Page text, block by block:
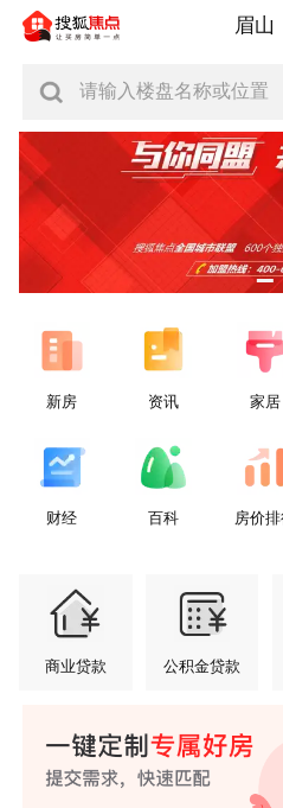
眉山
请输入楼盘名称或位置
新房 资讯 家居
财经 百科 房价
商业贷款 公积金贷款